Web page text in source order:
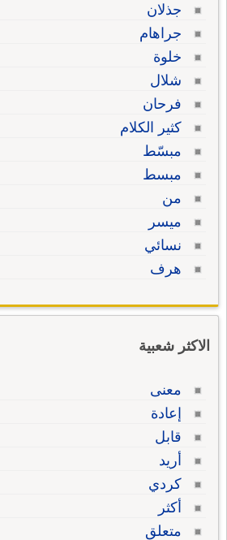
جذلان
جراهام
خلوة
شلال
فرحان
كثير الكلام
مبسّط
مبسط
من
ميسر
نسائي
هرف
الاكثر شعبية
معنى
إعادة
قابل
أريد
كردي
أكثر
متعلق